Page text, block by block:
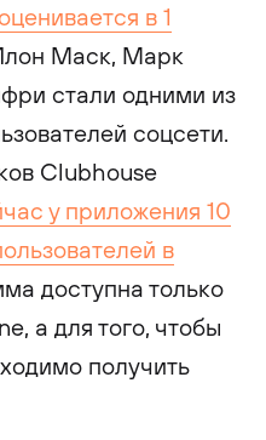
оценивается в 1
Маск, Марк
стали одними из
соцсети.
Clubhouse
у приложения 10
в
доступна только
а для того, чтобы
получить